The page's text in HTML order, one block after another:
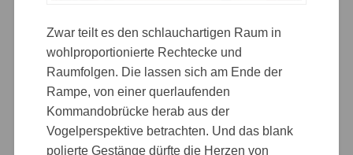
Zwar teilt es den schlauchartigen Raum in
wohlproportionierte Rechtecke und
Raumfolgen. Die lassen sich am Ende der
Rampe, von einer querlaufenden
Kommandobrücke herab aus der
Vogelperspektive betrachten. Und das blank
polierte Gestänge dürfte die Herzen von